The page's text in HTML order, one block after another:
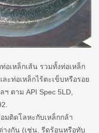
อเหล็กเส้น รวมทั้งท่อเหล็ก
ะท่อเหล็กไร้ตะเข็บหรือรอย
ตาม API Spec 5LD,
มติดโลหะกับเหล็กกล้า
งกัน (เช่น. รีดร้อนหรือทับ